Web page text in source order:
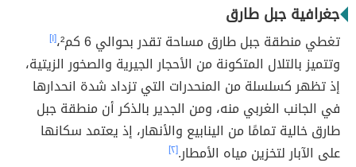
جغرافية جبل طارق
تغطي منطقة جبل طارق مساحة تقدر بحوالي 6 كم²، [١]
وتتميز بالتلال المتكونة من الأحجار الجيرية والصخور الزيتية،
إذ تظهر كسلسلة من المنحدرات التي تزداد شدة انحدارها
في الجانب الغربي منه، ومن الجدير بالذكر أن منطقة جبل
طارق خالية تمامًا من الينابيع والأنهار، إذ يعتمد سكانها
على الآبار لتخزين مياه الأمطار.[٢]